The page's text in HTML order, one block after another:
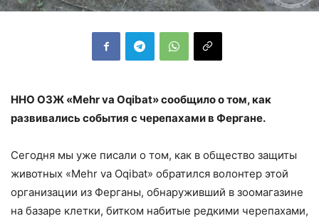
ННО ОЗЖ «Mehr va Oqibat» сообщило о том, как
развивались события с черепахами в Фергане.
Сегодня мы уже писали о том, как в общество защиты
животных «Mehr va Oqibat» обратился волонтер этой
организации из Ферганы, обнаруживший в зоомагазине
на базаре клетки, битком набитые редкими черепахами,